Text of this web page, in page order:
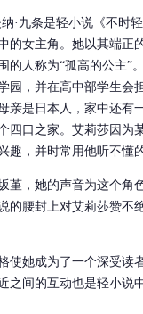
·九条是轻小说《不时
的女主角。她以其端正
的人称为“孤高的公主”
园，并在高中部学生会
亲是日本人，家中还有
四口之家。艾莉莎因为
趣，并时常用他听不懂
堇，她的声音为这个角
的腰封上对艾莉莎赞不
使她成为了一个深受读
之间的互动也是轻小说